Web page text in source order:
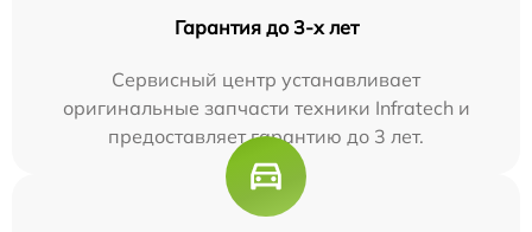
Гарантия до 3-х лет
Сервисный центр устанавливает
оригинальные запчасти техники Infratech и
предоставляет гарантию до 3 лет.